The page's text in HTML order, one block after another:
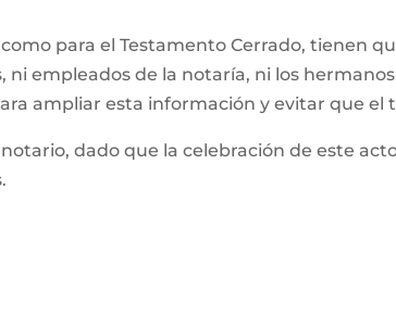
para el Testamento Cerrado, tienen
empleados de la notaría, ni los
ampliar esta información y evitar que el
dado que la celebración de este